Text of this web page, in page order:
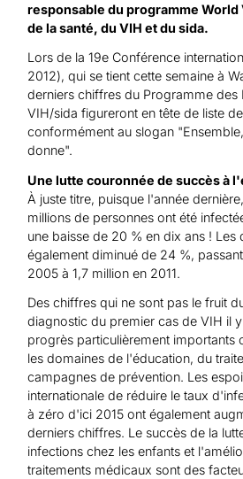
responsable du programme
de la santé, du VIH et du sida.
Lors de la 19e Conférence
2012), qui se tient cette semaine à
derniers chiffres du Programme des
VIH/sida figureront en tête de liste
conformément au slogan
donne".
Une lutte couronnée de succès à
À juste titre, puisque l'année
millions de personnes ont été
une baisse de 20 % en dix ans ! Les
également diminué de 24 %,
2005 à 1,7 million en 2011.
Des chiffres qui ne sont pas le fruit
diagnostic du premier cas de VIH il
progrès particulièrement importants
les domaines de l'éducation, du
campagnes de prévention. Les
internationale de réduire le taux
à zéro d'ici 2015 ont également
derniers chiffres. Le succès de la
infections chez les enfants et
traitements médicaux sont des